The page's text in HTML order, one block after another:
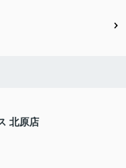
北原店